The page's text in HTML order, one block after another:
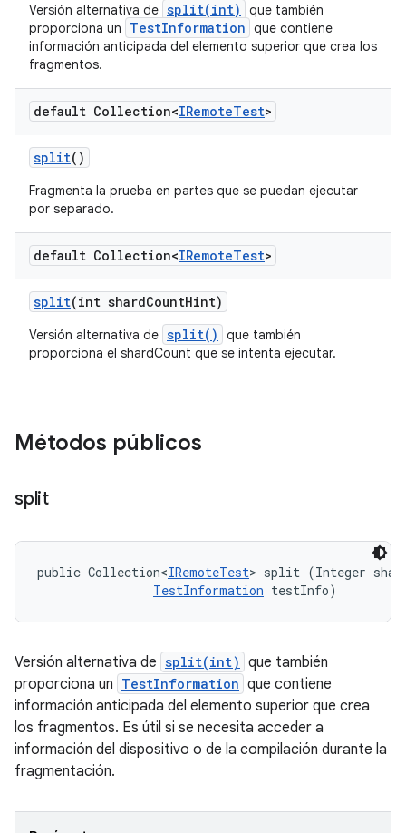
Versión alternativa de split(int)
que también
proporciona un
TestInformation que contiene
información anticipada del elemento superior que crea los
fragmentos.
default Collection<IRemoteTest>
split()
Fragmenta la prueba en partes que se puedan ejecutar
por separado.
default Collection<IRemoteTest>
split(int shardCountHint)
Versión alternativa de split()
que también
proporciona el shardCount que se intenta ejecutar.
Métodos públicos
split
public Collection<IRemoteTest> split (Integer
TestInformation testInfo)
Versión alternativa de split(int) que también
proporciona un TestInformation que contiene
información anticipada del elemento superior que crea
los fragmentos. Es útil si se necesita acceder a
información del dispositivo o de la compilación durante la
fragmentación.